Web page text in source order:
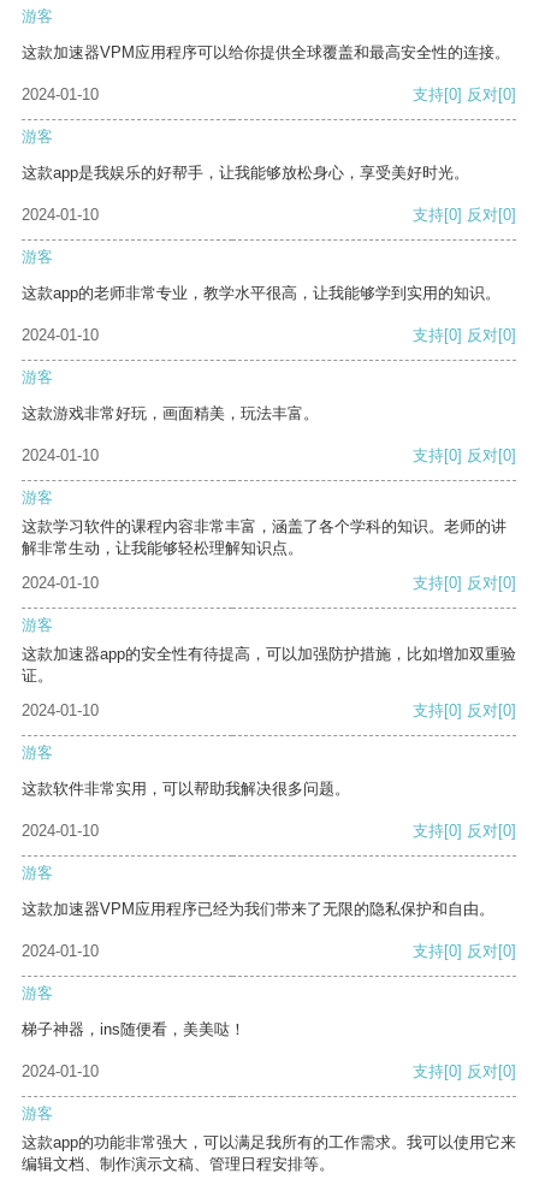
游客
这款加速器VPM应用程序可以给你提供全球覆盖和最高安全性的连接。
2024-01-10 支持[0] 反对[0]
游客
这款app是我娱乐的好帮手，让我能够放松身心，享受美好时光。
2024-01-10 支持[0] 反对[0]
游客
这款app的老师非常专业，教学水平很高，让我能够学到实用的知识。
2024-01-10 支持[0] 反对[0]
游客
这款游戏非常好玩，画面精美，玩法丰富。
2024-01-10 支持[0] 反对[0]
游客
这款学习软件的课程内容非常丰富，涵盖了各个学科的知识。老师的讲
解非常生动，让我能够轻松理解知识点。
2024-01-10
支持[0] 反对[0]
游客
这款加速器app的安全性有待提高，可以加强防护措施，比如增加双重验
证。
2024-01-10
支持[0] 反对[0]
游客
这款软件非常实用，可以帮助我解决很多问题。
2024-01-10 支持[0] 反对[0]
游客
这款加速器VPM应用程序已经为我们带来了无限的隐私保护和自由。
2024-01-10 支持[0] 反对[0]
游客
梯子神器，ins随便看，美美哒！
2024-01-10 支持[0] 反对[0]
游客
这款app的功能非常强大，可以满足我所有的工作需求。我可以使用它来
编辑文档、制作演示文稿、管理日程安排等。